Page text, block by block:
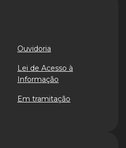
Ouvidoria
Lei de Acesso à
Informação
Em tramitação